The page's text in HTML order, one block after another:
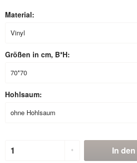
Material:
Größen in cm, B*H:
Hohlsaum:
In den